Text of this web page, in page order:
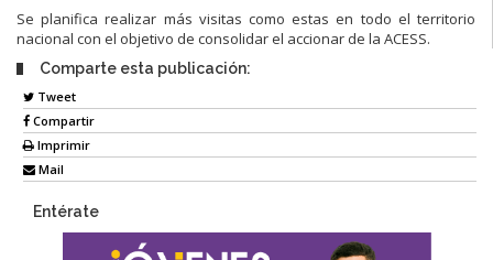
Se planifica realizar más visitas como estas en todo el territorio
nacional con el objetivo de consolidar el accionar de la ACESS.
Comparte esta publicación:
Tweet
Compartir
Imprimir
Mail
Entérate